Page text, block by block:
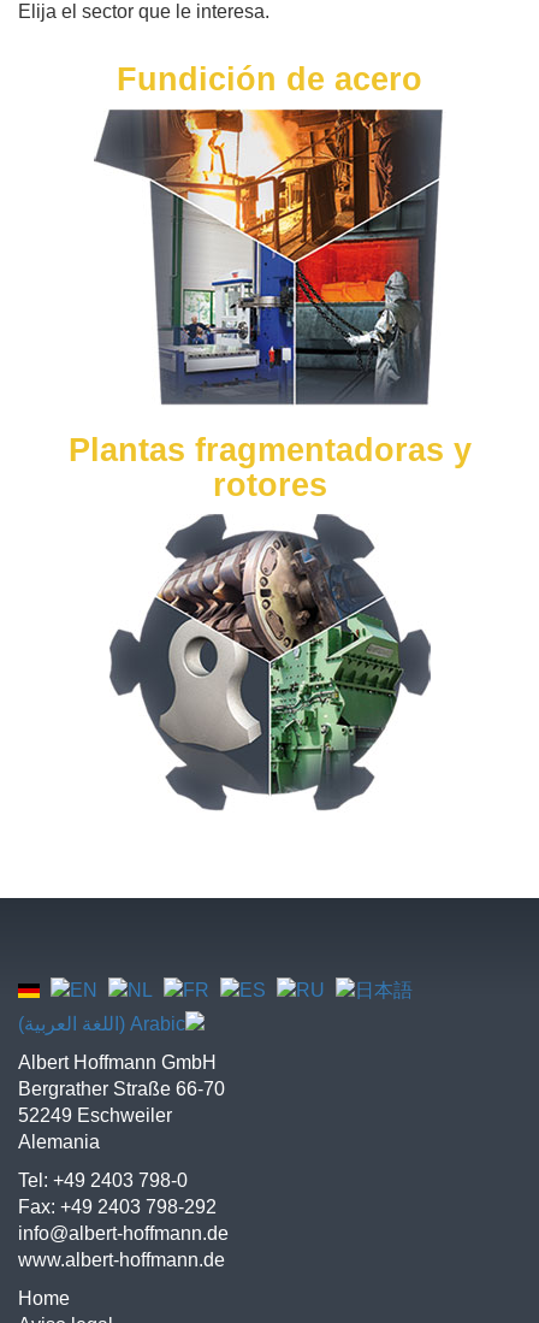
Elija el sector que le interesa.
Fundición de acero
Plantas fragmentadoras y
rotores
Albert Hoffmann GmbH
Bergrather Straße 66-70
52249 Eschweiler
Alemania
Tel: +49 2403 798-0
Fax: +49 2403 798-292
info@albert-hoffmann.de
www.albert-hoffmann.de
Home